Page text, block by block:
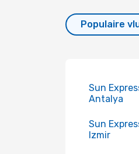
Populaire
Sun
Antalya
Sun
Izmir